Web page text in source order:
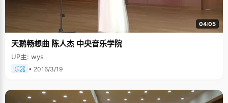
04:05
天鹅畅想曲 陈人杰 中央音乐学院
UP主: wys
乐器 • 2016/3/19